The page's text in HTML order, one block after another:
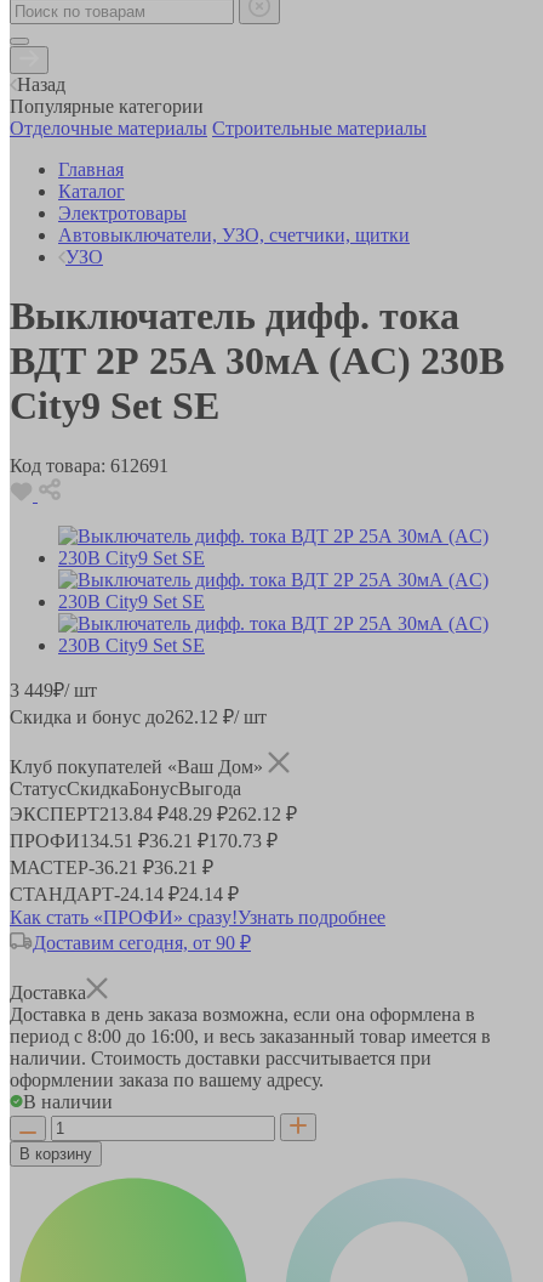
Назад
Популярные категории
Отделочные материалы Строительные материалы
Главная
Каталог
Электротовары
Автовыключатели, УЗО, счетчики, щитки
УЗО
Выключатель дифф. тока
ВДТ 2Р 25А 30мА (AC) 230В
City9 Set SE
Код товара: 612691
3 449₽/ шт
Скидка и бонус до262.12 ₽/ шт
Клуб покупателей «Ваш Дом»
СтатусСкидкаБонусВыгода
ЭКСПЕРТ213.84 ₽48.29 ₽262.12 ₽
ПРОФИ134.51 ₽36.21 ₽170.73 ₽
МАСТЕР-36.21 ₽36.21 ₽
СТАНДАРТ-24.14 ₽24.14 ₽
Как стать «ПРОФИ» сразу!Узнать подробнее
Доставим сегодня, от 90 ₽
Доставка
Доставка в день заказа возможна, если она оформлена в
период с 8:00 до 16:00, и весь заказанный товар имеется в
наличии. Стоимость доставки рассчитывается при
оформлении заказа по вашему адресу.
В наличии
В корзину